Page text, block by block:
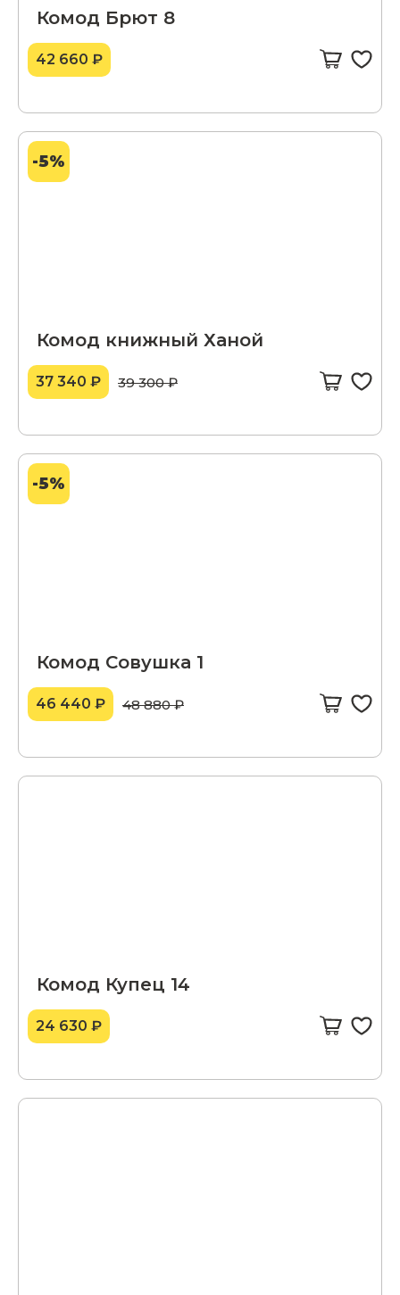
Комод Брют 8
42 660 ₽
-5%
Комод книжный Ханой
37 340 ₽ 39 300 ₽
-5%
Комод Совушка 1
46 440 ₽ 48 880 ₽
Комод Купец 14
24 630 ₽